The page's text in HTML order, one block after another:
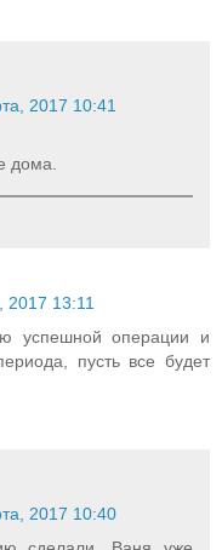
2017 10:41
дома.
2017 13:11
успешной операции и
пусть все будет
2017 10:40